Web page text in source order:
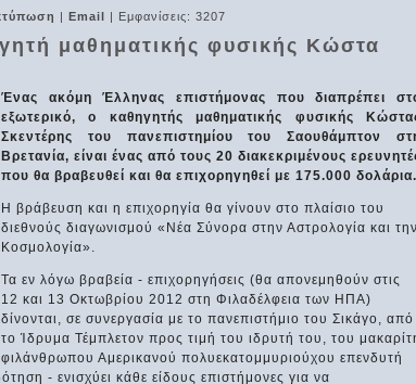
| Email | Εμφανίσεις: 3207
μαθηματικής φυσικής Κώστα
Ένας ακόμη Έλληνας επιστήμονας που διαπρέπει
εξωτερικό, ο καθηγητής μαθηματικής φυσικής
Σκεντέρης του πανεπιστημίου του Σαουθάμπτον
Βρετανία, είναι ένας από τους 20 διακεκριμένους
που θα βραβευθεί και θα επιχορηγηθεί με 175.000 δολάρια.
Η βράβευση και η επιχορηγία θα γίνουν στο πλαίσιο του
διεθνούς διαγωνισμού «Νέα Σύνορα στην Αστρολογία και
Κοσμολογία».
Τα εν λόγω βραβεία - επιχορηγήσεις (θα απονεμηθούν στις
12 και 13 Οκτωβρίου 2012 στη Φιλαδέλφεια των ΗΠΑ)
δίνονται, σε συνεργασία με το πανεπιστήμιο του Σικάγο, από
το Ίδρυμα Τέμπλετον προς τιμή του ιδρυτή του, του
φιλάνθρωπου Αμερικανού πολυεκατομμυριούχου επενδυτή
- ενισχύει κάθε είδους επιστήμονες για να